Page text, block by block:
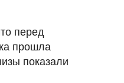
перед
прошла
показали